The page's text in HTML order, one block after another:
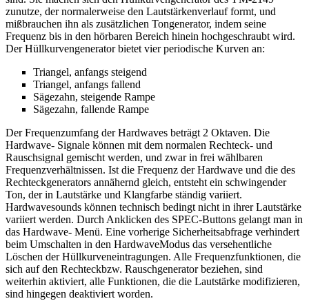
zunutze, der normalerweise den Lautstärkenverlauf formt, und
mißbrauchen ihn als zusätzlichen Tongenerator, indem seine
Frequenz bis in den hörbaren Bereich hinein hochgeschraubt wird.
Der Hüllkurvengenerator bietet vier periodische Kurven an:
Triangel, anfangs steigend
Triangel, anfangs fallend
Sägezahn, steigende Rampe
Sägezahn, fallende Rampe
Der Frequenzumfang der Hardwaves beträgt 2 Oktaven. Die
Hardwave- Signale können mit dem normalen Rechteck- und
Rauschsignal gemischt werden, und zwar in frei wählbaren
Frequenzverhältnissen. Ist die Frequenz der Hardwave und die des
Rechteckgenerators annähernd gleich, entsteht ein schwingender
Ton, der in Lautstärke und Klangfarbe ständig variiert.
Hardwavesounds können technisch bedingt nicht in ihrer Lautstärke
variiert werden. Durch Anklicken des SPEC-Buttons gelangt man in
das Hardwave- Menü. Eine vorherige Sicherheitsabfrage verhindert
beim Umschalten in den HardwaveModus das versehentliche
Löschen der Hüllkurveneintragungen. Alle Frequenzfunktionen, die
sich auf den Rechteckbzw. Rauschgenerator beziehen, sind
weiterhin aktiviert, alle Funktionen, die die Lautstärke modifizieren,
sind hingegen deaktiviert worden.